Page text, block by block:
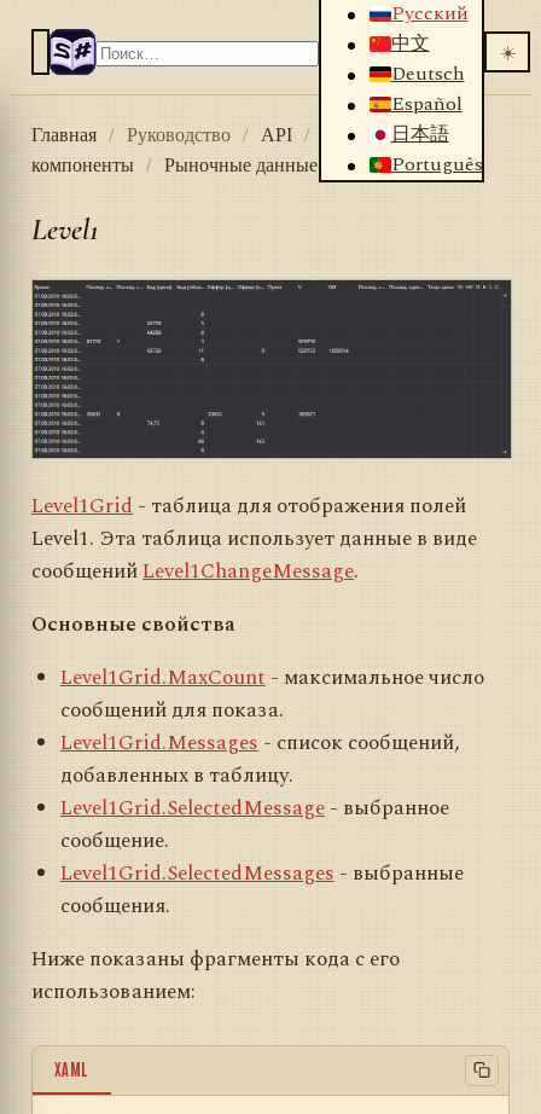
Русский
中文
Deutsch
Español
日本語
Português
☀️
Главная / Руководство / API /
Графические
компоненты
/ Рыночные данные Level1
Level1
Level1Grid- таблица для отображения полей
Level1. Эта таблица использует данные в виде
сообщенийLevel1ChangeMessage.
Основные свойства
Level1Grid.MaxCount- максимальное число
сообщений для показа.
Level1Grid.Messages- список сообщений,
добавленных в таблицу.
Level1Grid.SelectedMessage- выбранное
сообщение.
Level1Grid.SelectedMessages- выбранные
сообщения.
Ниже показаны фрагменты кода с его
использованием:
XAML